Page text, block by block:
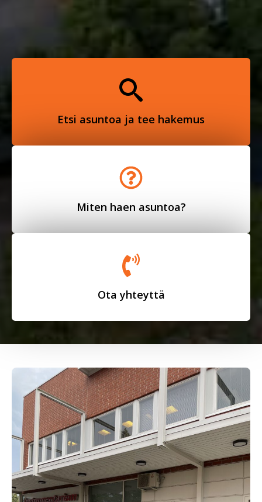
Etsi asuntoa ja tee hakemus
Miten haen asuntoa?
Ota yhteyttä